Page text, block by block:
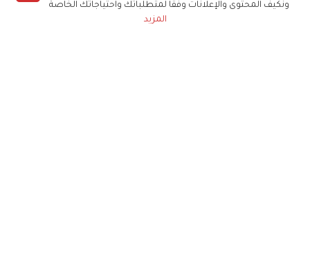
ونكيف المحتوى والإعلانات وفقا لمتطلباتك واحتياجاتك الخاصة
المزيد